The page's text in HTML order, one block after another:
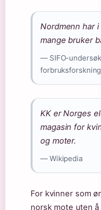
Nordmenn har
mange bruker
— SIFO-
KK er Norges
magasin for
og moter.
— Wikipedia
For kvinner som
norsk mote uten